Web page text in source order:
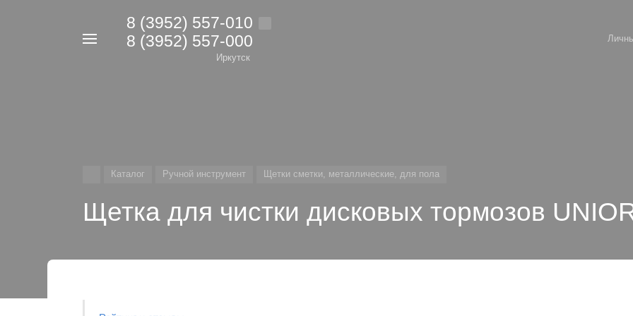
8 (3952) 557-010
8 (3952) 557-000
Иркутск
Каталог Ручной инструмент Щетки сметки, металлические, для пола
Щетка для чистки дисковых тормозов